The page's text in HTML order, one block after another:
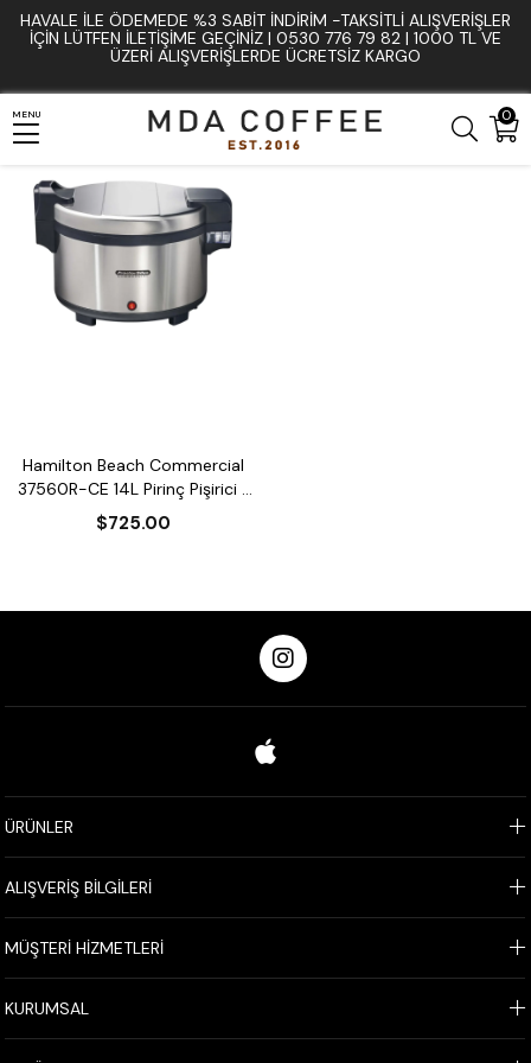
HAVALE İLE ÖDEMEDE %3 SABIT İNDIRIM -TAKSITLI ALIŞVERIŞLER
İÇIN LÜTFEN ILETIŞIME GEÇINIZ | 0530 776 79 82 | 1000 TL VE
ÜZERI ALIŞVERIŞLERDE ÜCRETSIZ KARGO
0
MENU
Anasayfa Pişirme ve Fırın Ekipmanları Pirinç ve Pilav Pişiriciler
Hamilton Beach Commercial
37560R-CE 14L Pirinç Pişirici /
Isıtıcı
$725.00
ÜRÜNLER
ALIŞVERİŞ BİLGİLERİ
MÜŞTERİ HİZMETLERİ
KURUMSAL